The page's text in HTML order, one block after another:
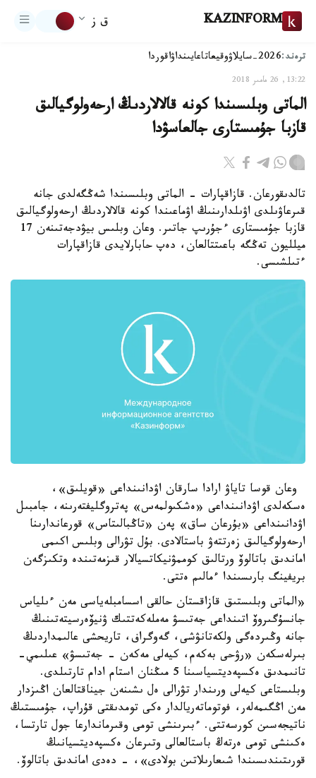
KAZINFORM ق ز
ترەند:2026-سايلاۋ وقيعاتاعايىنداۋاقوردا
13:22, 26 مامىر 2018
الماتى وبلىسىندا كونە قالالاردىڭ ارحەولوگيالىق
قازبا جۇمىستارى جالعاسۋدا
تالدىقورعان. قازاقپارات - الماتى وبلىسىندا شەڭگەلدى جانە
قىرعاۋىلدى اۋىلدارىنىڭ اۋماعىندا كونە قالالاردىڭ ارحەولوگيالىق
قازبا جۇمىستارى ءجۇرىپ جاتىر. وعان وبلىس بيۋدجەتىنەن 17
ميلليون تەڭگە باعىتتالعان، دەپ حابارلايدى قازاقپارات
ءتىلشىسى.
وعان قوسا تاياۋ ارادا سارقان اۋدانىنداعى «قويلىق»،
ەسكەلدى اۋدانىنداعى «ەشكىولمەس» پەتروگليفتەرىنە، جامبىل
اۋدانىنداعى «بۇرعان ساق» پەن «تاڭبالىتاس» قورعاندارىنا
ارحەولوگيالىق زەرتتەۋ باستالادى. بۇل تۋرالى وبلىس اكىمى
اماندىق باتالوۆ ورتالىق كوممۋنيكاتسيالار قىزمەتىندە وتكىزگەن
بريفينگ بارىسىندا ءمالىم ەتتى.
«الماتى وبلىستىق قازاقستان حالقى اسسامبلەياسى مەن ءىلياس
جانسۇگىروۆ اتىنداعى جەتىسۋ مەملەكەتتىك ۋنيۆەرسيتەتىنىڭ
جانە وڭىردەگى ولكەتانۋشى، گەوگراف، تاريحشى عالىمداردىڭ
بىرلەسكەن «رۋحى بەكەم، كيەلى مەكەن - جەتىسۋ» عىلىمي-
تانىمدىق ەكسپەديتسياسىنا 5 مىڭنان استام ادام تارتىلدى.
وبلىستاعى كيەلى ورىندار تۋرالى ەل ىشىنەن جيناقتالعان اڭىزدار
مەن اڭگىمەلەر، فوتوماتەريالدار ەكى تومدىقتى قۇراپ، جۇمىستىڭ
ناتيجەسىن كورسەتتى. ءبىرىنشى تومى وقىرماندارعا جول تارتسا،
ەكىنشى تومى ەرتەڭ باستالعالى وتىرعان ەكسپەديتسيانىڭ
قورىتىندىسىندا شىعارىلاتىن بولادى»، - دەدى اماندىق باتالوۆ.